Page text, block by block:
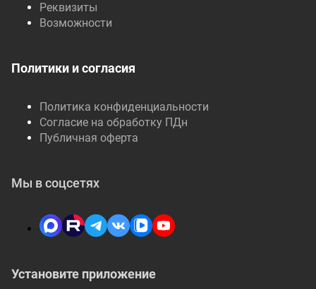
Реквизиты
Возможности
Политики и согласия
Политика конфиденциальности
Согласие на обработку ПДн
Публичная оферта
Установите приложение
Мы в соцсетях